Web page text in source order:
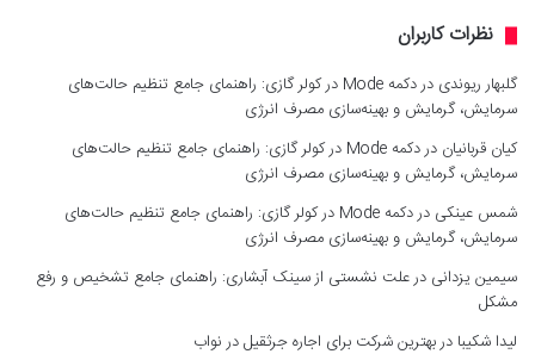
نظرات کاربران
گلبهار ریوندی در
دکمه Mode در کولر گازی: راهنمای جامع تنظیم حالت‌های
سرمایش، گرمایش و بهینه‌سازی مصرف انرژی
کیان قربانیان در
دکمه Mode در کولر گازی: راهنمای جامع تنظیم حالت‌های
سرمایش، گرمایش و بهینه‌سازی مصرف انرژی
شمس عینکی در
دکمه Mode در کولر گازی: راهنمای جامع تنظیم حالت‌های
سرمایش، گرمایش و بهینه‌سازی مصرف انرژی
سیمین یزدانی درعلت نشستی از سینک آبشاری: راهنمای جامع تشخیص و رفع
مشکل
لیدا شکیبا دربهترین شرکت برای اجاره جرثقیل در نواب